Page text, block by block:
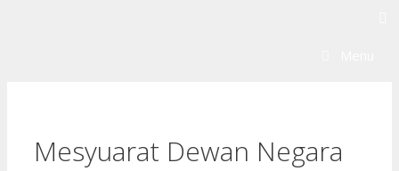
Mesyuarat Dewan Negara